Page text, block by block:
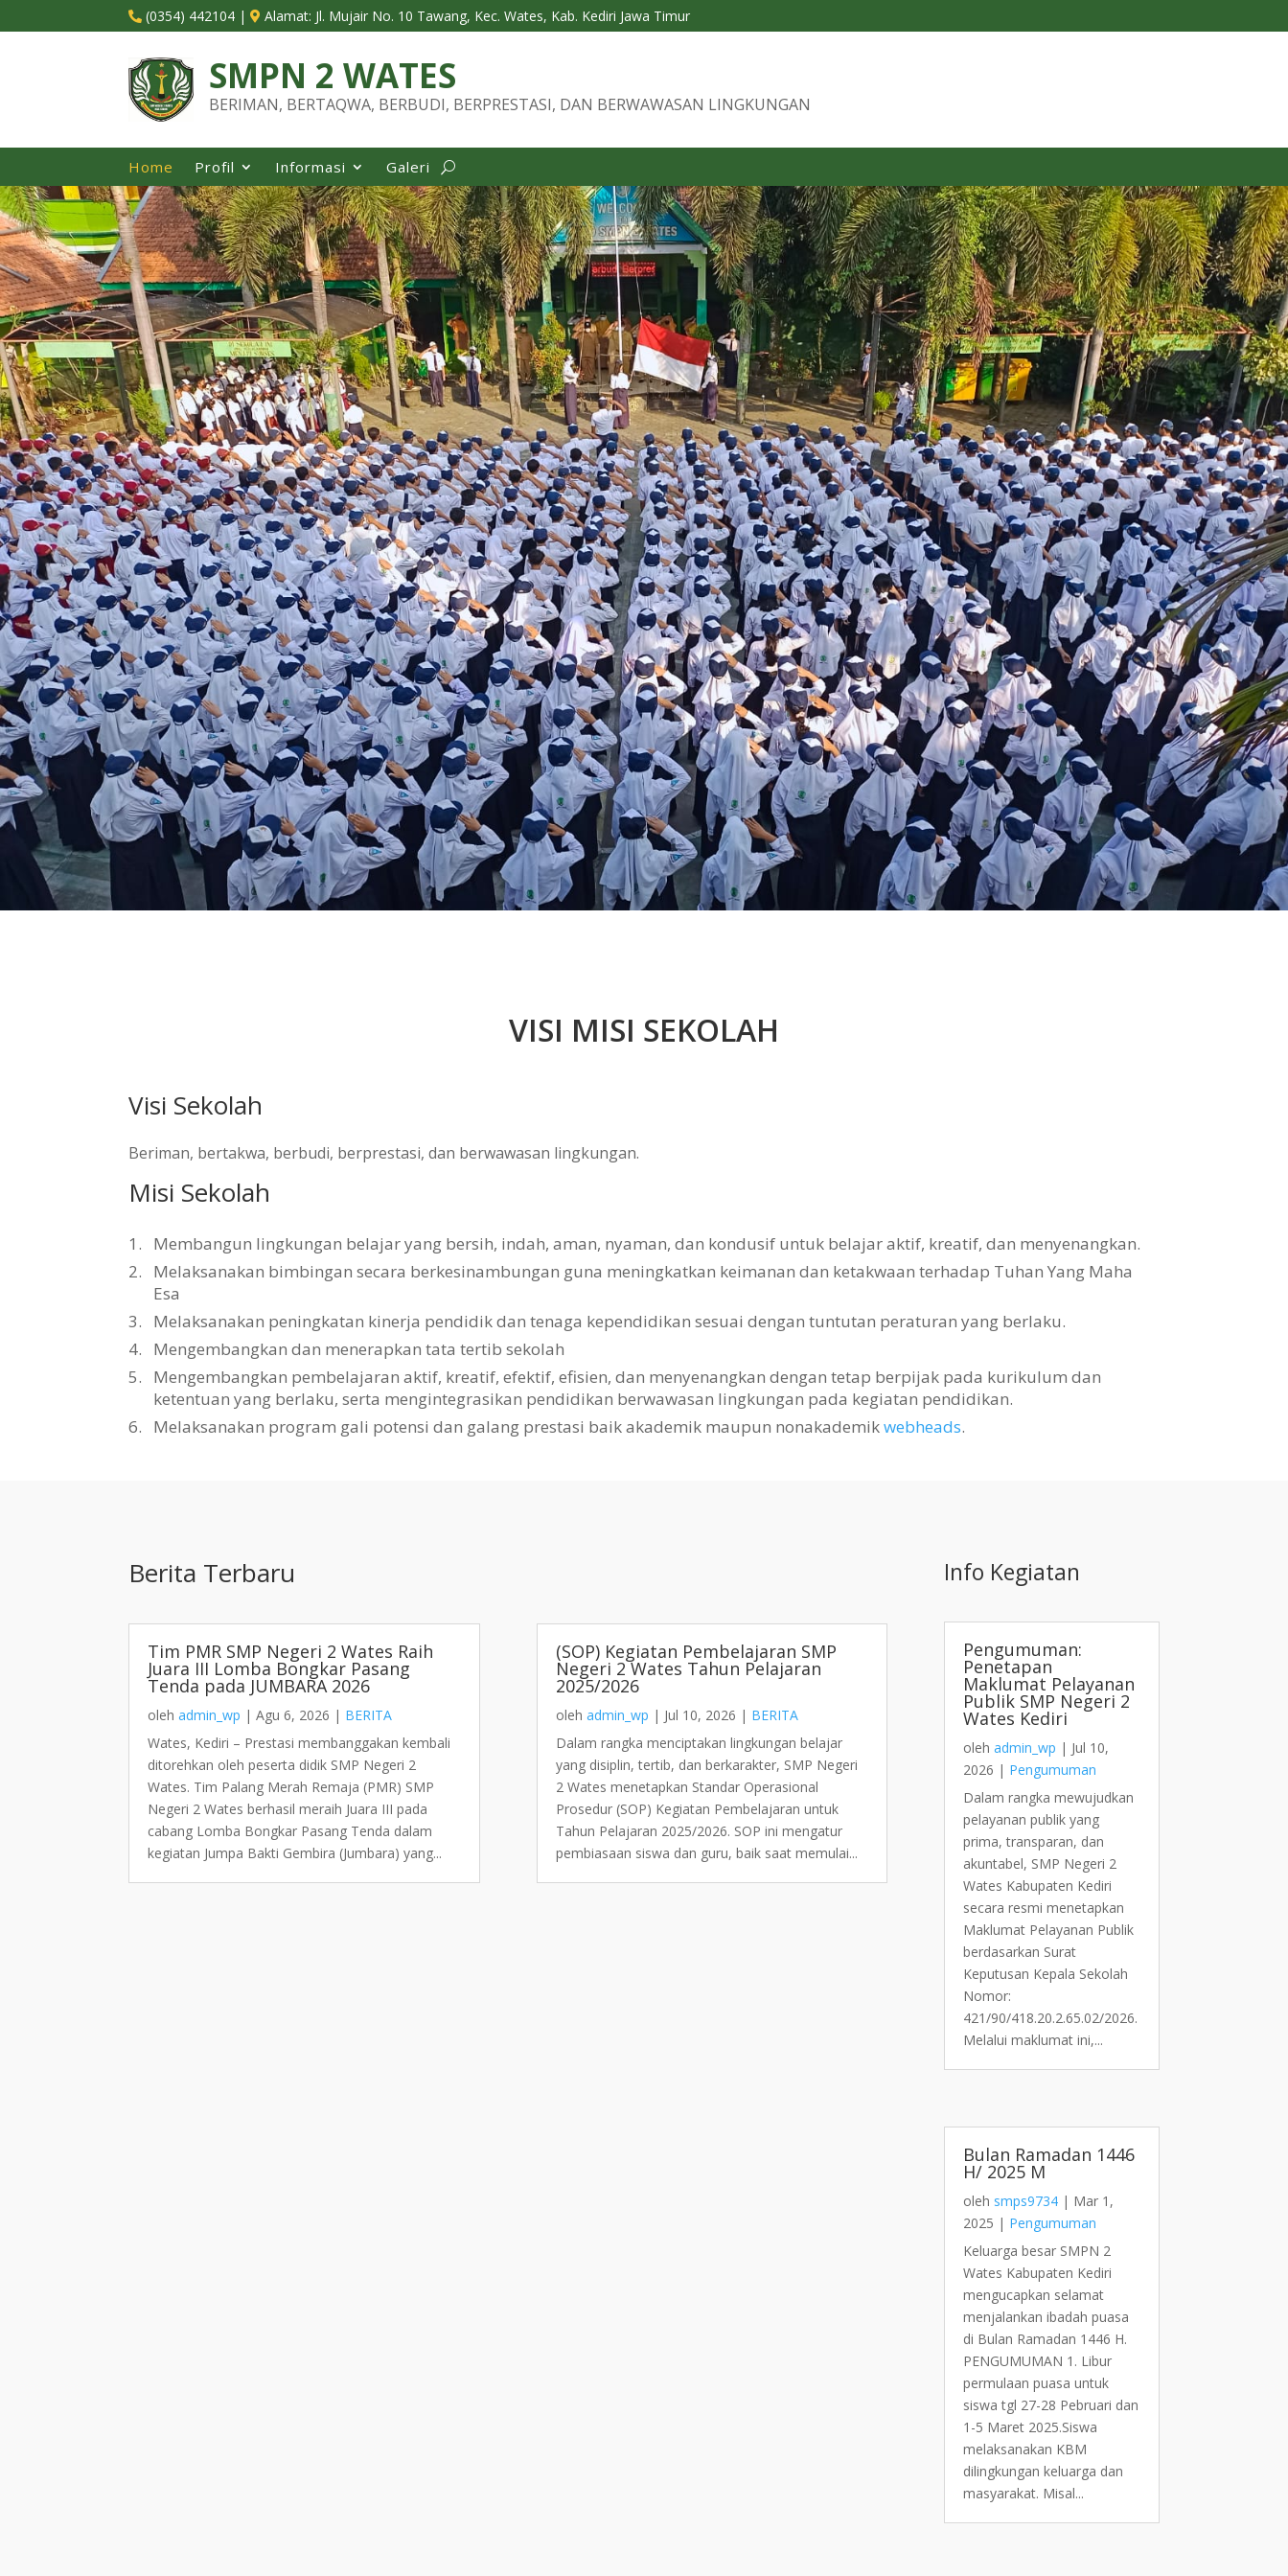
 (0354) 442104 | Alamat: Jl. Mujair No. 10 Tawang, Kec. Wates, Kab. Kediri Jawa Timur
SMPN 2 WATES
BERIMAN, BERTAQWA, BERBUDI, BERPRESTASI, DAN BERWAWASAN LINGKUNGAN
Home Profil Informasi Galeri
VISI MISI SEKOLAH
Visi Sekolah
Beriman, bertakwa, berbudi, berprestasi, dan berwawasan lingkungan.
Misi Sekolah
1.
Membangun lingkungan belajar yang bersih, indah, aman, nyaman, dan kondusif untuk belajar aktif, kreatif, dan menyenangkan.
2.
Melaksanakan bimbingan secara berkesinambungan guna meningkatkan keimanan dan ketakwaan terhadap Tuhan Yang Maha
Esa
3.
Melaksanakan peningkatan kinerja pendidik dan tenaga kependidikan sesuai dengan tuntutan peraturan yang berlaku.
4.
Mengembangkan dan menerapkan tata tertib sekolah
5.
Mengembangkan pembelajaran aktif, kreatif, efektif, efisien, dan menyenangkan dengan tetap berpijak pada kurikulum dan
ketentuan yang berlaku, serta mengintegrasikan pendidikan berwawasan lingkungan pada kegiatan pendidikan.
6.
Melaksanakan program gali potensi dan galang prestasi baik akademik maupun nonakademikwebheads.
Berita Terbaru
Tim PMR SMP Negeri 2 Wates Raih
Juara III Lomba Bongkar Pasang
Tenda pada JUMBARA 2026
olehadmin_wp |Agu 6, 2026 | BERITA
Wates, Kediri – Prestasi membanggakan kembali
ditorehkan oleh peserta didik SMP Negeri 2
Wates. Tim Palang Merah Remaja (PMR) SMP
Negeri 2 Wates berhasil meraih Juara III pada
cabang Lomba Bongkar Pasang Tenda dalam
kegiatan Jumpa Bakti Gembira (Jumbara) yang...
(SOP) Kegiatan Pembelajaran SMP
Negeri 2 Wates Tahun Pelajaran
2025/2026
oleh admin_wp | Jul 10, 2026 | BERITA
Dalam rangka menciptakan lingkungan belajar
yang disiplin, tertib, dan berkarakter, SMP Negeri
2 Wates menetapkan Standar Operasional
Prosedur (SOP) Kegiatan Pembelajaran untuk
Tahun Pelajaran 2025/2026. SOP ini mengatur
pembiasaan siswa dan guru, baik saat memulai...
Info Kegiatan
Pengumuman:
Penetapan
Maklumat Pelayanan
Publik SMP Negeri 2
Wates Kediri
olehadmin_wp | Jul 10,
2026 | Pengumuman
Dalam rangka mewujudkan
pelayanan publik yang
prima, transparan, dan
akuntabel, SMP Negeri 2
Wates Kabupaten Kediri
secara resmi menetapkan
Maklumat Pelayanan Publik
berdasarkan Surat
Keputusan Kepala Sekolah
Nomor:
421/90/418.20.2.65.02/2026.
Melalui maklumat ini,...
Bulan Ramadan 1446
H/ 2025 M
oleh smps9734 | Mar 1,
2025 | Pengumuman
Keluarga besar SMPN 2
Wates Kabupaten Kediri
mengucapkan selamat
menjalankan ibadah puasa
di Bulan Ramadan 1446 H.
PENGUMUMAN 1. Libur
permulaan puasa untuk
siswa tgl 27-28 Pebruari dan
1-5 Maret 2025.Siswa
melaksanakan KBM
dilingkungan keluarga dan
masyarakat. Misal...